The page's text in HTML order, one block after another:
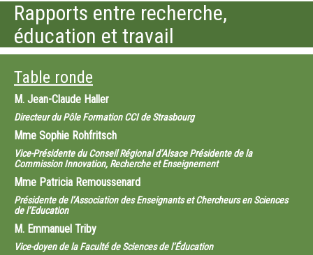
Rapports entre recherche,
éducation et travail
Table ronde
M. Jean-Claude Haller
Directeur du Pôle Formation CCI de Strasbourg
Mme Sophie Rohfritsch
Vice-Présidente du Conseil Régional d’Alsace Présidente de la
Commission Innovation, Recherche et Enseignement
Mme Patricia Remoussenard
Présidente de l’Association des Enseignants et Chercheurs en Sciences
de l’Education
M. Emmanuel Triby
Vice-doyen de la Faculté de Sciences de l’Éducation